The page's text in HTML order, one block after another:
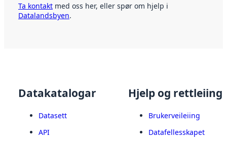
Ta kontakt med oss her, eller spør om hjelp i
Datalandsbyen.
Datakatalogar
Datasett
API
Hjelp og rettleiing
Brukerveileiing
Datafellesskapet